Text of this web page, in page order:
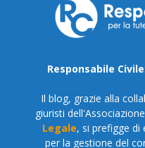
Responsabile Civile
Il blog, grazie alla
giuristi dell'Associazione
Legale, si prefigge di
per la gestione del